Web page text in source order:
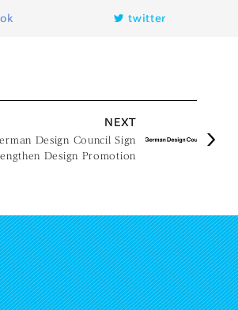
twitter
NEXT
Design Council Sign
Design Promotion